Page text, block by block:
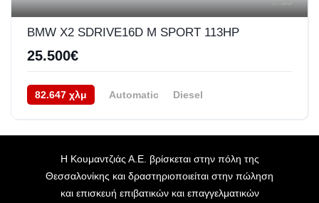
BMW X2 SDRIVE16D M SPORT 113HP
25.500€
82.647 χλμ Automatic
Diesel
Η Κουμαντζιάς Α.Ε. βρίσκεται στην πόλη της
Θεσσαλονίκης και δραστηριοποιείται στην πώληση
και επισκευή επιβατικών και επαγγελματικών